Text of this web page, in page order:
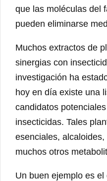
que las moléculas del
pueden eliminarse
Muchos extractos de
sinergias con
investigación ha
hoy en día existe una
candidatos
insecticidas. Tales
esenciales,
muchos otros
Un buen ejemplo es